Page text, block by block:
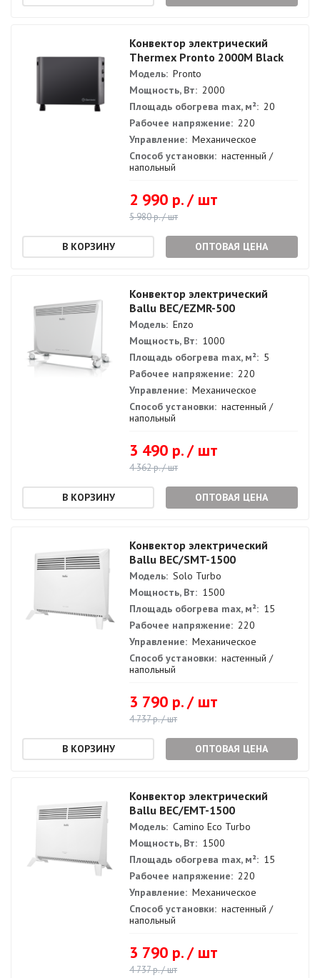
Конвектор электрический
Thermex Pronto 2000M Black
Модель: Pronto
Мощность, Вт: 2000
Площадь обогрева max, м²: 20
Рабочее напряжение: 220
Управление: Механическое
Способ установки: настенный /
напольный
2 990 р. / шт
5 980 р. / шт
ОПТОВАЯ ЦЕНА
Конвектор электрический
Ballu BEC/EZMR-500
Модель: Enzo
Мощность, Вт: 1000
Площадь обогрева max, м²: 5
Рабочее напряжение: 220
Управление: Механическое
Способ установки: настенный /
напольный
3 490 р. / шт
4 362 р. / шт
ОПТОВАЯ ЦЕНА
Конвектор электрический
Ballu BEC/SMT-1500
Модель: Solo Turbo
Мощность, Вт: 1500
Площадь обогрева max, м²: 15
Рабочее напряжение: 220
Управление: Механическое
Способ установки: настенный /
напольный
3 790 р. / шт
4 737 р. / шт
ОПТОВАЯ ЦЕНА
Конвектор электрический
Ballu BEC/EMT-1500
Модель: Camino Eco Turbo
Мощность, Вт: 1500
Площадь обогрева max, м²: 15
Рабочее напряжение: 220
Управление: Механическое
Способ установки: настенный /
напольный
3 790 р. / шт
4 737 р. / шт